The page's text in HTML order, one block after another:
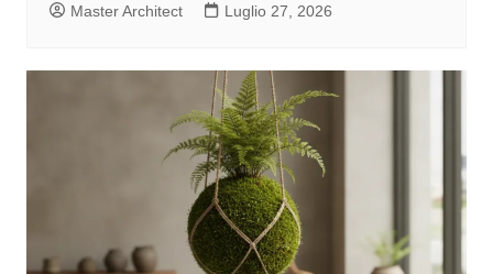
Master Architect Luglio 27, 2026